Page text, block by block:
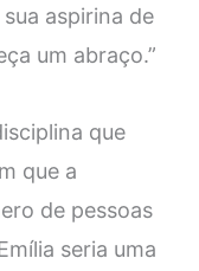
aspirina de
um abraço.”
que
que a
de pessoas
seria uma